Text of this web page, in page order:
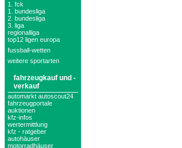
1. fck
1. bundesliga
2. bundesliga
3. liga
regionalliga
top12 ligen europa
fussball-wetten
weitere sportarten
fahrzeugkauf und -
verkauf
automarkt autoscout24
fahrzeugportale
auktionen
kfz-infos
wertermittlung
kfz - ratgeber
autohäuser
motorradhäuser